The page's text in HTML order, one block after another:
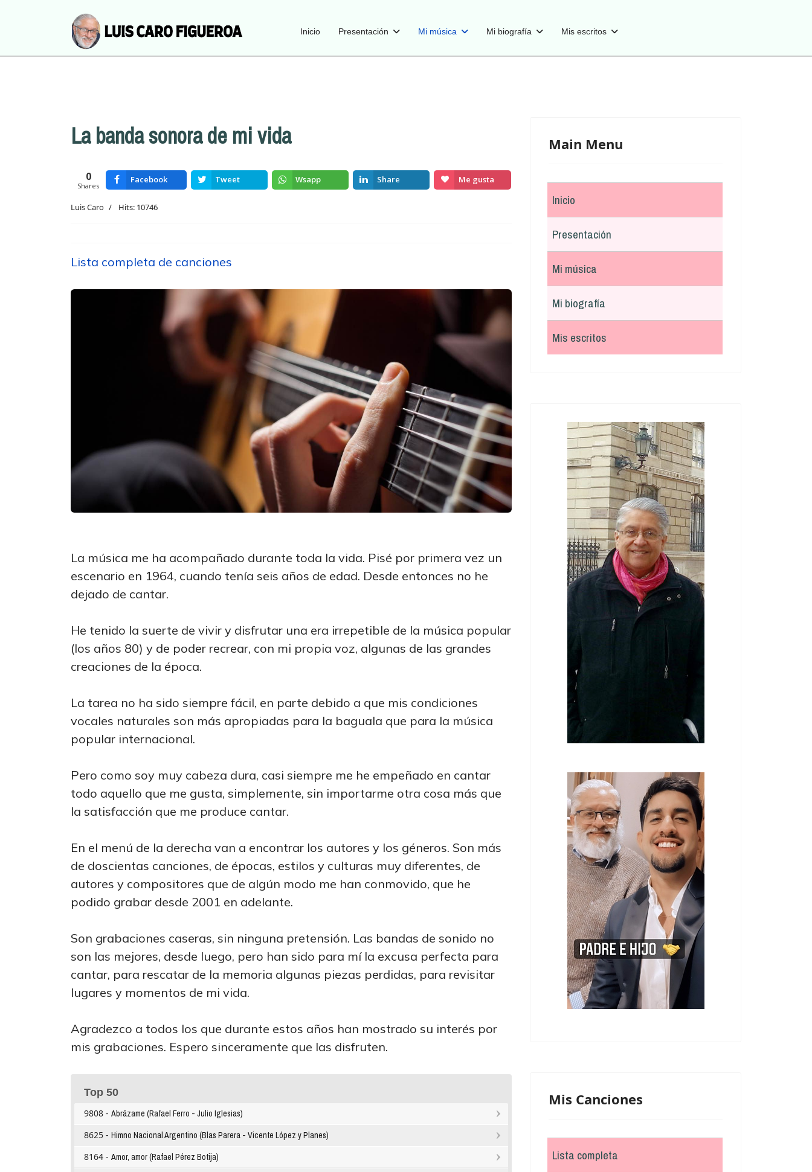
Inicio Presentación Mi música Mi biografía Mis escritos
La banda sonora de mi vida
0
Shares
Facebook Tweet Wsapp Share Me gusta
Luis Caro Hits: 10746
Lista completa de canciones
La música me ha acompañado durante toda la vida. Pisé por primera vez un
escenario en 1964, cuando tenía seis años de edad. Desde entonces no he
dejado de cantar.
He tenido la suerte de vivir y disfrutar una era irrepetible de la música popular
(los años 80) y de poder recrear, con mi propia voz, algunas de las grandes
creaciones de la época.
La tarea no ha sido siempre fácil, en parte debido a que mis condiciones
vocales naturales son más apropiadas para la baguala que para la música
popular internacional.
Pero como soy muy cabeza dura, casi siempre me he empeñado en cantar
todo aquello que me gusta, simplemente, sin importarme otra cosa más que
la satisfacción que me produce cantar.
En el menú de la derecha van a encontrar los autores y los géneros. Son más
de doscientas canciones, de épocas, estilos y culturas muy diferentes, de
autores y compositores que de algún modo me han conmovido, que he
podido grabar desde 2001 en adelante.
Son grabaciones caseras, sin ninguna pretensión. Las bandas de sonido no
son las mejores, desde luego, pero han sido para mí la excusa perfecta para
cantar, para rescatar de la memoria algunas piezas perdidas, para revisitar
lugares y momentos de mi vida.
Agradezco a todos los que durante estos años han mostrado su interés por
mis grabaciones. Espero sinceramente que las disfruten.
Top 50
9808 - Abrázame (Rafael Ferro - Julio Iglesias)
8625 - Himno Nacional Argentino (Blas Parera - Vicente López y Planes)
8164 - Amor, amor (Rafael Pérez Botija)
Main Menu
Inicio
Presentación
Mi música
Mi biografía
Mis escritos
Mis Canciones
Lista completa